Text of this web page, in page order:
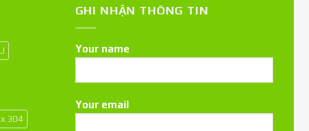
304
GHI NHẬN THÔNG TIN
Your name
Your email